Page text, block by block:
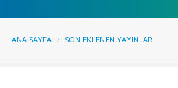
ANA SAYFA SON EKLENEN YAYINLAR